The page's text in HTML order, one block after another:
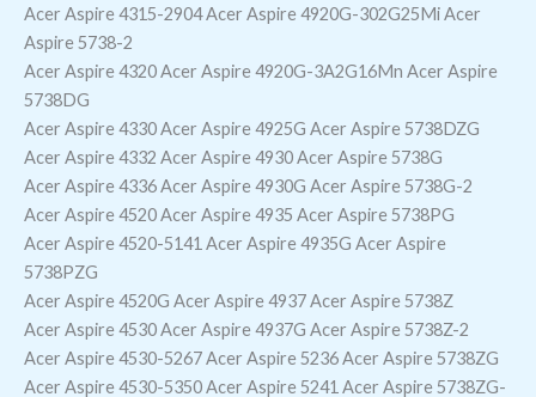
Acer Aspire 4315-2904 Acer Aspire 4920G-302G25Mi Acer
Aspire 5738-2
Acer Aspire 4320 Acer Aspire 4920G-3A2G16Mn Acer Aspire
5738DG
Acer Aspire 4330 Acer Aspire 4925G Acer Aspire 5738DZG
Acer Aspire 4332 Acer Aspire 4930 Acer Aspire 5738G
Acer Aspire 4336 Acer Aspire 4930G Acer Aspire 5738G-2
Acer Aspire 4520 Acer Aspire 4935 Acer Aspire 5738PG
Acer Aspire 4520-5141 Acer Aspire 4935G Acer Aspire
5738PZG
Acer Aspire 4520G Acer Aspire 4937 Acer Aspire 5738Z
Acer Aspire 4530 Acer Aspire 4937G Acer Aspire 5738Z-2
Acer Aspire 4530-5267 Acer Aspire 5236 Acer Aspire 5738ZG
Acer Aspire 4530-5350 Acer Aspire 5241 Acer Aspire 5738ZG-